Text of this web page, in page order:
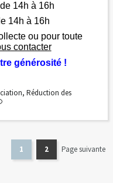
14h à 16h
14h à 16h
ou pour toute
contacter
générosité !
, Réduction des
1 2 Page suivante